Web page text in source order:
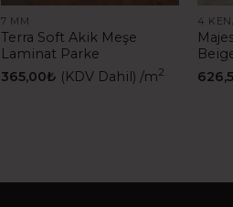
7 MM
Terra Soft Akik Meşe
Laminat Parke
365,00₺ (KDV Dahil) /m2
4